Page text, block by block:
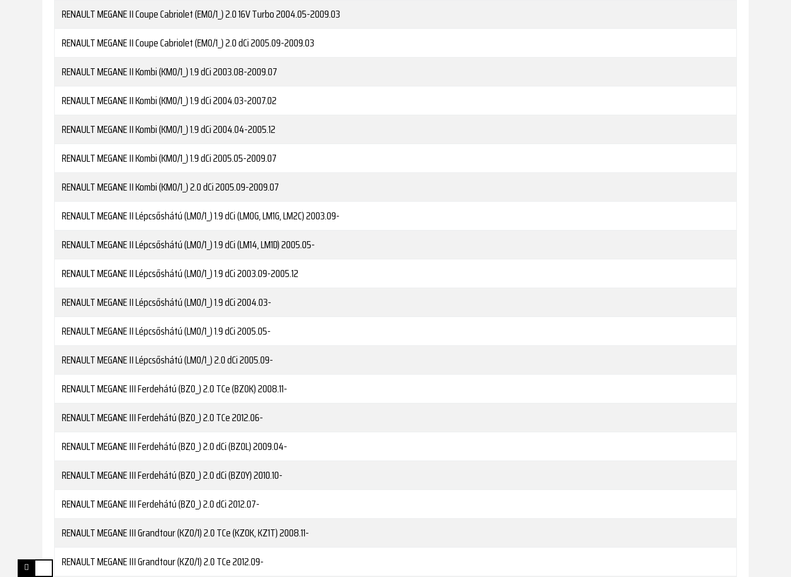
RENAULTMEGANE II Coupe Cabriolet (EM0/1_) 2.0 16V Turbo2004.05-2009.03
RENAULTMEGANE II Coupe Cabriolet (EM0/1_) 2.0 dCi2005.09-2009.03
RENAULTMEGANE II Kombi (KM0/1_) 1.9 dCi2003.08-2009.07
RENAULTMEGANE II Kombi (KM0/1_) 1.9 dCi2004.03-2007.02
RENAULTMEGANE II Kombi (KM0/1_) 1.9 dCi2004.04-2005.12
RENAULTMEGANE II Kombi (KM0/1_) 1.9 dCi2005.05-2009.07
RENAULTMEGANE II Kombi (KM0/1_) 2.0 dCi2005.09-2009.07
RENAULTMEGANE II Lépcsőshátú (LM0/1_) 1.9 dCi (LM0G, LM1G, LM2C)2003.09-
RENAULTMEGANE II Lépcsőshátú (LM0/1_) 1.9 dCi (LM14, LM1D)2005.05-
RENAULTMEGANE II Lépcsőshátú (LM0/1_) 1.9 dCi2003.09-2005.12
RENAULTMEGANE II Lépcsőshátú (LM0/1_) 1.9 dCi2004.03-
RENAULTMEGANE II Lépcsőshátú (LM0/1_) 1.9 dCi2005.05-
RENAULTMEGANE II Lépcsőshátú (LM0/1_) 2.0 dCi2005.09-
RENAULTMEGANE III Ferdehátú (BZ0_) 2.0 TCe (BZ0K)2008.11-
RENAULTMEGANE III Ferdehátú (BZ0_) 2.0 TCe2012.06-
RENAULTMEGANE III Ferdehátú (BZ0_) 2.0 dCi (BZ0L)2009.04-
RENAULTMEGANE III Ferdehátú (BZ0_) 2.0 dCi (BZ0Y)2010.10-
RENAULTMEGANE III Ferdehátú (BZ0_) 2.0 dCi2012.07-
RENAULTMEGANE III Grandtour (KZ0/1) 2.0 TCe (KZ0K, KZ1T)2008.11-
RENAULTMEGANE III Grandtour (KZ0/1) 2.0 TCe2012.09-